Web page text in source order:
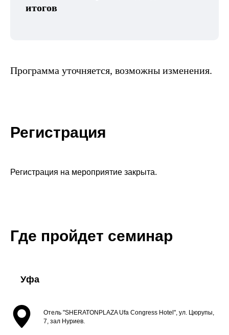
итогов
Программа уточняется, возможны изменения.
Регистрация
Регистрация на мероприятие закрыта.
Где пройдет семинар
Уфа
Отель "SHERATONPLAZA Ufa Congress Hotel", ул. Цюрупы,
7, зал Нуриев.